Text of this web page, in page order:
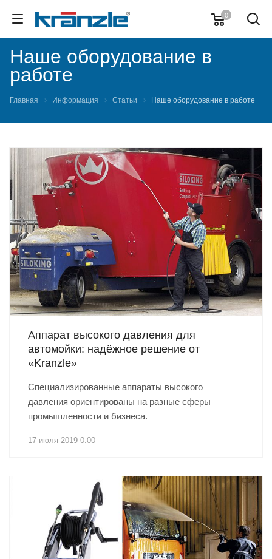
0
Наше оборудование в
работе
Главная Информация Статьи Наше оборудование в работе
Аппарат высокого давления для
автомойки: надёжное решение от
«Kranzle»
Специализированные аппараты высокого
давления ориентированы на разные сферы
промышленности и бизнеса.
17 июля 2019 0:00